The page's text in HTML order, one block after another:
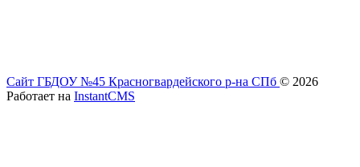
Сайт ГБДОУ №45 Красногвардейского р-на СПб © 2026
Работает на InstantCMS